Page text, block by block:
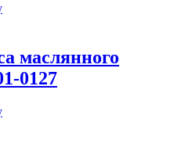
маслянного
0127